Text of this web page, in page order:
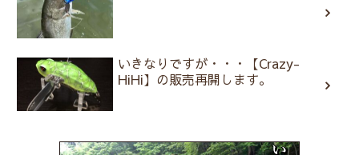
いきなりですが・・・【Crazy-
HiHi】の販売再開します。